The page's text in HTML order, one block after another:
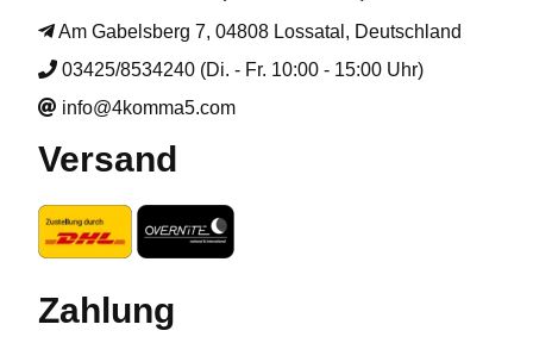
Am Gabelsberg 7, 04808 Lossatal, Deutschland
03425/8534240 (Di. - Fr. 10:00 - 15:00 Uhr)
info@4komma5.com
Versand
Zahlung